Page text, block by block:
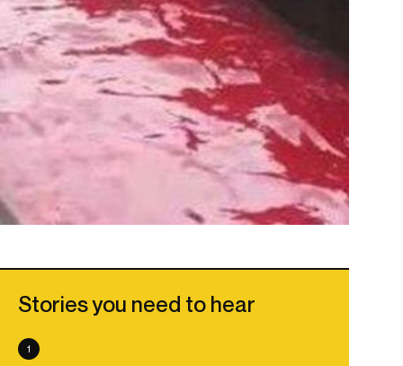
Stories you need to hear
1